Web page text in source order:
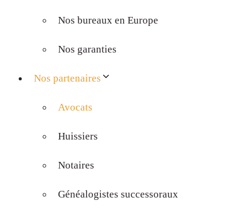
Nos bureaux en Europe
Nos garanties
Nos partenaires
Avocats
Huissiers
Notaires
Généalogistes successoraux